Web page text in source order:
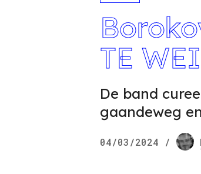
TE
De band
gaandeweg
04/03/2024 /